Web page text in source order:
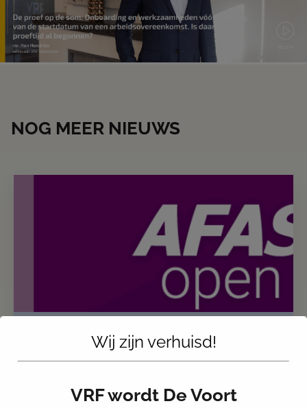
NOG MEER NIEUWS
VRF ADVOCATEN AANWEZIG BIJ
AFAS OPEN – 17 JUNI 2025
AFAS Open 2025 AFAS Open is hét jaarlijkse event
Wij zijn verhuisd!
VRF wordt De Voort